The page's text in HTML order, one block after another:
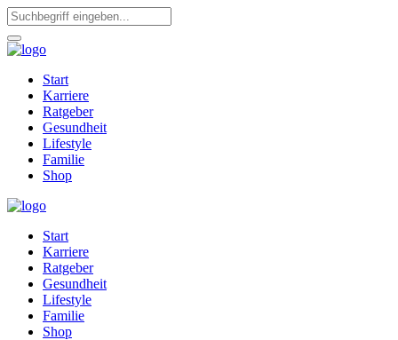
Start
Karriere
Ratgeber
Gesundheit
Lifestyle
Familie
Shop
Start
Karriere
Ratgeber
Gesundheit
Lifestyle
Familie
Shop